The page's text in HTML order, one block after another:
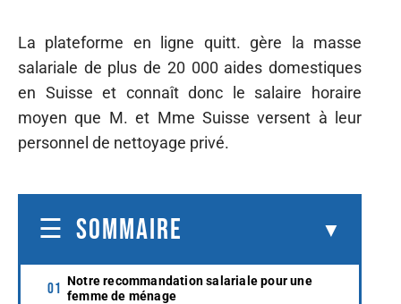
La plateforme en ligne quitt. gère la masse
salariale de plus de 20 000 aides domestiques
en Suisse et connaît donc le salaire horaire
moyen que M. et Mme Suisse versent à leur
personnel de nettoyage privé.
SOMMAIRE
Notre recommandation salariale pour une
femme de ménage